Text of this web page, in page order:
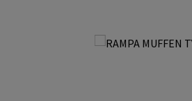
Bildergalerie überspringen